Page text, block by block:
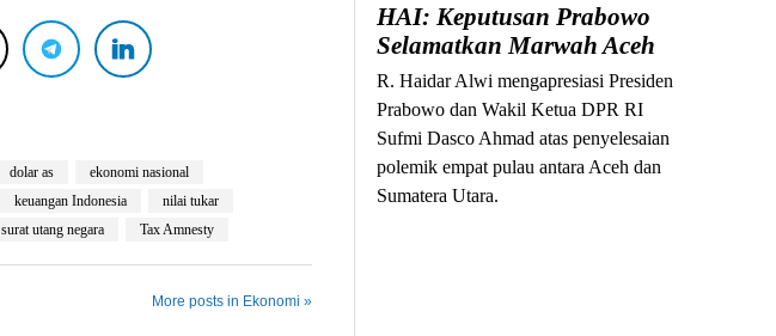
dolar as
ekonomi nasional
keuangan Indonesia
nilai tukar
surat utang negara Tax Amnesty
More posts in Ekonomi »
HAI: Keputusan Prabowo
Selamatkan Marwah Aceh
R. Haidar Alwi mengapresiasi Presiden
Prabowo dan Wakil Ketua DPR RI
Sufmi Dasco Ahmad atas penyelesaian
polemik empat pulau antara Aceh dan
Sumatera Utara.